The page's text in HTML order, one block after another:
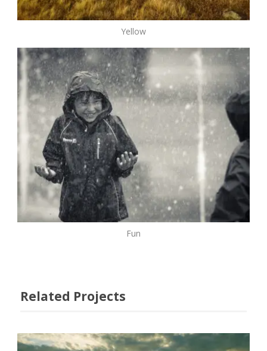
Yellow
Fun
Related Projects